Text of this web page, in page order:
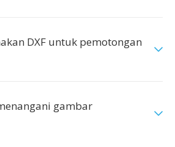
DXF untuk pemotongan
gambar